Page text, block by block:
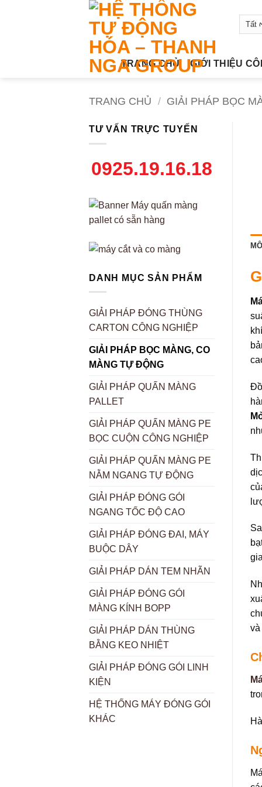
TRANG CHỦ
GIỚI THIỆU
TRANG CHỦ / GIẢI PHÁP BỌC
TƯ VẤN TRỰC TUYẾN
0925.19.16.18
DANH MỤC SẢN PHẨM
GIẢI PHÁP ĐÓNG THÙNG
CARTON CÔNG NGHIỆP
GIẢI PHÁP BỌC MÀNG, CO
MÀNG TỰ ĐỘNG
GIẢI PHÁP QUẤN MÀNG
PALLET
GIẢI PHÁP QUẤN MÀNG PE
BỌC CUỘN CÔNG NGHIỆP
GIẢI PHÁP QUẤN MÀNG PE
NẰM NGANG TỰ ĐỘNG
GIẢI PHÁP ĐÓNG GÓI
NGANG TỐC ĐỘ CAO
GIẢI PHÁP ĐÓNG ĐAI, MÁY
BUỘC DÂY
GIẢI PHÁP DÁN TEM NHÃN
GIẢI PHÁP ĐÓNG GÓI
MÀNG KÍNH BOPP
GIẢI PHÁP DÁN THÙNG
BẰNG KEO NHIỆT
GIẢI PHÁP ĐÓNG GÓI LINH
KIỆN
HỆ THỐNG MÁY ĐÓNG GÓI
KHÁC
và